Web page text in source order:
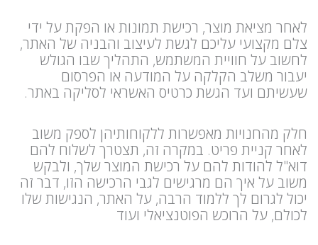
לאחר מציאת מוצר, רכישת תמונות או הפקת על ידי
צלם מקצועי עליכם לגשת לעיצוב והבניה של האתר,
לחשוב על חוויית המשתמש, התהליך שבו הגולש
יעבור משלב הקלקה על המודעה או הפרסום
שעשיתם ועד הגשת כרטיס האשראי לסליקה באתר.
חלק מהחנויות מאפשרות ללקוחותיהן לספק משוב
לאחר קניית פריט. במקרה זה, תצטרך לשלוח להם
דוא"ל להודות להם על רכישת המוצר שלך, ולבקש
משוב על איך הם מרגישים לגבי הרכישה הזו, דבר זה
יכול לגרום לך ללמוד הרבה, על האתר, הנגישות שלו
לכולם, על הרוכש הפוטנציאלי ועוד